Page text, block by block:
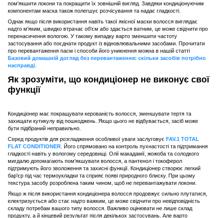
пом'якшити локони та покращити їх зовнішній вигляд. Завдяки кондиціонуючим
компонентам маска також полегшує розчісування та надає гладкості.
Однак якщо після використання навіть такої якісної маски волосся виглядає
надто м'яким, швидко втрачає об'єм або здається ватним, це може свідчити про
перенасичення вологою. У такому випадку варто зменшити частоту
застосування або поєднати продукт із відновлювальними засобами. Прочитати
про перевантаження пасм і способи його уникнення можна в нашій статті
Базовий домашній догляд без перевантаження: скільки засобів потрібно
насправді
Як зрозуміти, що кондиціонер не виконує свої
функції
Кондиціонер має покращувати керованість волосся, зменшувати тертя та
захищати кутикулу від пошкоджень. Якщо цього не відбувається, засіб може
бути підібраний неправильно.
Серед продуктів для розгладження особливої уваги заслуговує FAV.1 TOTAL
FLAT CONDITIONER . Його спрямовано на контроль пухнастості та підтримання
гладкості навіть у вологому середовищі. Олії макадамії, жожоба та солодкого
мигдалю допомагають пом'якшувати волосся, а пантенол і токоферол
підтримують його зволоження та захисні функції. Кондиціонер створює легкий
бар'єр під час термоукладки та сприяє появі природного блиску. При цьому
текстура засобу розроблена таким чином, щоб не перевантажувати локони.
Якщо ж після використання кондиціонера волосся продовжує сильно плутатися,
електризується або стає надто важким, це може свідчити про невідповідність
складу потребам вашого типу волосся. Важливо оцінювати не лише склад
продукту, а й кінцевий результат після декількох застосувань. Але варто